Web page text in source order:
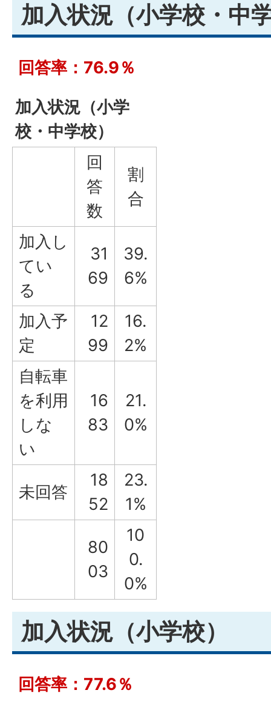
加入状況（小学校・中
回答率：76.9％
加入状況（小学
校・中学校）
回
答
数
割
合
加入し
てい
る
31
69
39.
6%
加入予
定
12
99
16.
2%
自転車
を利用
しな
い
16
83
21.
0%
未回答
18
52
23.
1%
80
03
10
0.
0%
加入状況（小学校）
回答率：77.6％